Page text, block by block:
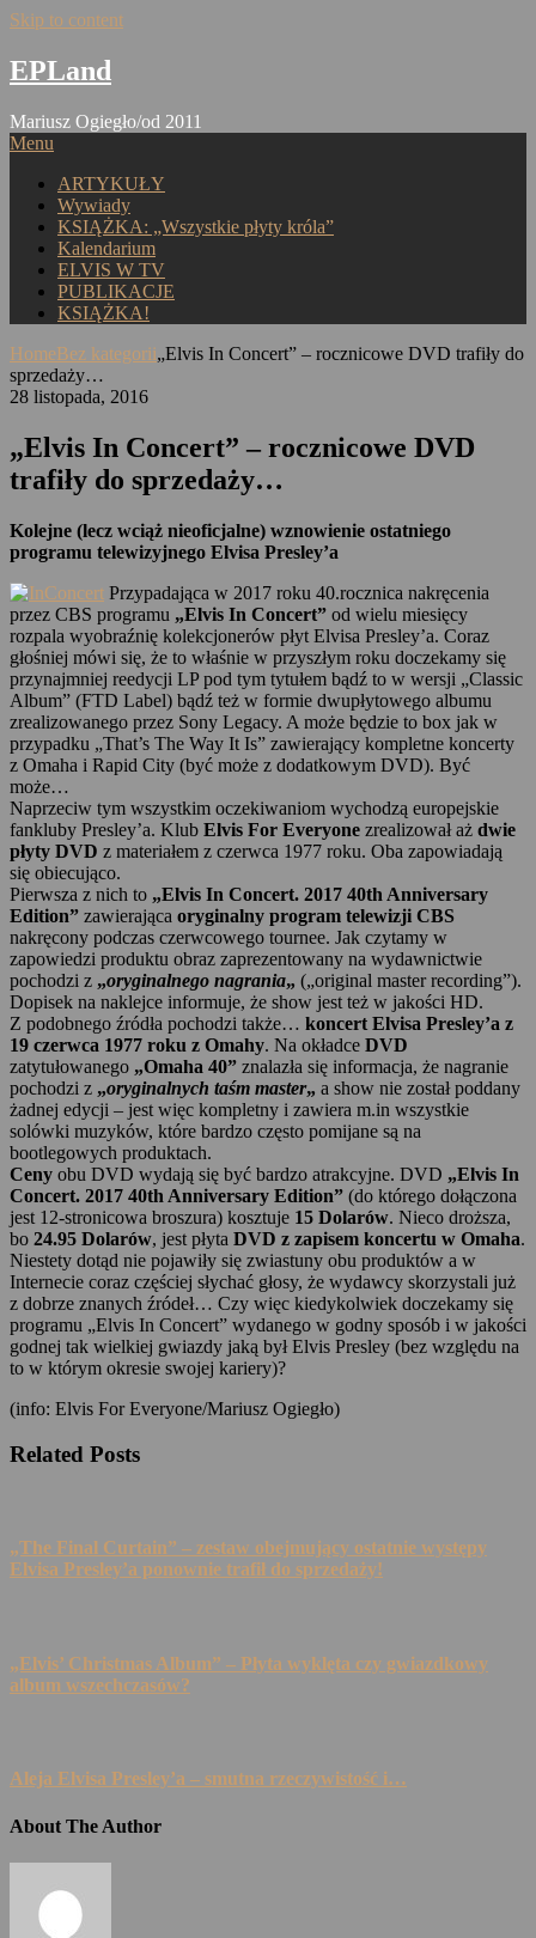
Skip to content
EPLand
Mariusz Ogiegło/od 2011
Menu
ARTYKUŁY
Wywiady
KSIĄŻKA: „Wszystkie płyty króla”
Kalendarium
ELVIS W TV
PUBLIKACJE
KSIĄŻKA!
HomeBez kategorii„Elvis In Concert” – rocznicowe DVD trafiły do
sprzedaży…
28 listopada, 2016
„Elvis In Concert” – rocznicowe DVD
trafiły do sprzedaży…
Kolejne (lecz wciąż nieoficjalne) wznowienie ostatniego
programu telewizyjnego Elvisa Presley’a
Przypadająca w 2017 roku 40.rocznica nakręcenia
przez CBS programu „Elvis In Concert” od wielu miesięcy
rozpala wyobraźnię kolekcjonerów płyt Elvisa Presley’a. Coraz
głośniej mówi się, że to właśnie w przyszłym roku doczekamy się
przynajmniej reedycji LP pod tym tytułem bądź to w wersji „Classic
Album” (FTD Label) bądź też w formie dwupłytowego albumu
zrealizowanego przez Sony Legacy. A może będzie to box jak w
przypadku „That’s The Way It Is” zawierający kompletne koncerty
z Omaha i Rapid City (być może z dodatkowym DVD). Być
może…
Naprzeciw tym wszystkim oczekiwaniom wychodzą europejskie
fankluby Presley’a. Klub Elvis For Everyone zrealizował aż dwie
płyty DVD z materiałem z czerwca 1977 roku. Oba zapowiadają
się obiecująco.
Pierwsza z nich to „Elvis In Concert. 2017 40th Anniversary
Edition” zawierająca oryginalny program telewizji CBS
nakręcony podczas czerwcowego tournee. Jak czytamy w
zapowiedzi produktu obraz zaprezentowany na wydawnictwie
pochodzi z „oryginalnego nagrania„ („original master recording”).
Dopisek na naklejce informuje, że show jest też w jakości HD.
Z podobnego źródła pochodzi także… koncert Elvisa Presley’a z
19 czerwca 1977 roku z Omahy. Na okładce DVD
zatytułowanego „Omaha 40” znalazła się informacja, że nagranie
pochodzi z „oryginalnych taśm master„ a show nie został poddany
żadnej edycji – jest więc kompletny i zawiera m.in wszystkie
solówki muzyków, które bardzo często pomijane są na
bootlegowych produktach.
Ceny obu DVD wydają się być bardzo atrakcyjne. DVD „Elvis In
Concert. 2017 40th Anniversary Edition” (do którego dołączona
jest 12-stronicowa broszura) kosztuje 15 Dolarów. Nieco droższa,
bo 24.95 Dolarów, jest płyta DVD z zapisem koncertu w Omaha.
Niestety dotąd nie pojawiły się zwiastuny obu produktów a w
Internecie coraz częściej słychać głosy, że wydawcy skorzystali już
z dobrze znanych źródeł… Czy więc kiedykolwiek doczekamy się
programu „Elvis In Concert” wydanego w godny sposób i w jakości
godnej tak wielkiej gwiazdy jaką był Elvis Presley (bez względu na
to w którym okresie swojej kariery)?
(info: Elvis For Everyone/Mariusz Ogiegło)
Related Posts
„The Final Curtain” – zestaw obejmujący ostatnie występy
Elvisa Presley’a ponownie trafił do sprzedaży!
„Elvis’ Christmas Album” – Płyta wyklęta czy gwiazdkowy
album wszechczasów?
Aleja Elvisa Presley’a – smutna rzeczywistość i…
About The Author